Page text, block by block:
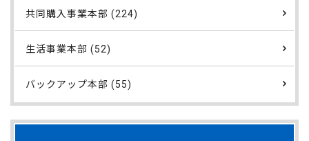
共同購入事業本部 (224)
生活事業本部 (52)
バックアップ本部 (55)